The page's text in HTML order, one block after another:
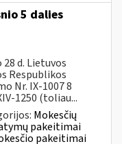
5 dalies
d. Lietuvos
Respublikos
Nr. IX-1007 8
1250 (toliau...
Mokesčių
pakeitimai
pakeitimai